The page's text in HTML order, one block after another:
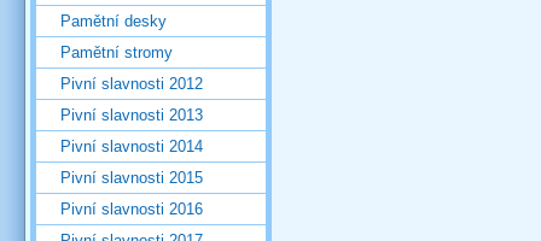
Pamětní desky
Pamětní stromy
Pivní slavnosti 2012
Pivní slavnosti 2013
Pivní slavnosti 2014
Pivní slavnosti 2015
Pivní slavnosti 2016